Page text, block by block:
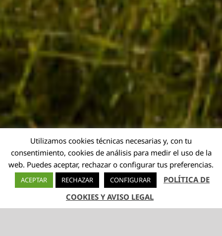
Utilizamos cookies técnicas necesarias y, con tu
consentimiento, cookies de análisis para medir el uso de la
web. Puedes aceptar, rechazar o configurar tus preferencias.
ACEPTAR RECHAZAR CONFIGURAR
POLÍTICA DE
COOKIES Y AVISO LEGAL